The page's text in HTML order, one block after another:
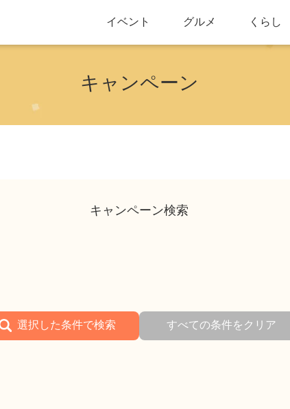
イベント グルメ くらし
キャンペーン
キャンペーン検索
選択した条件で検索 すべての条件をクリア